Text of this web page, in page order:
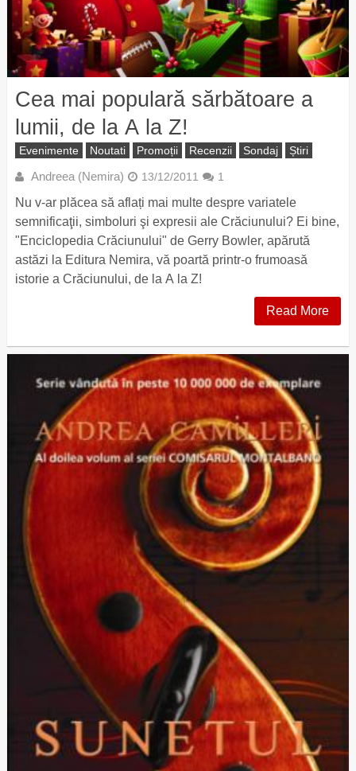
Cea mai populară sărbătoare a
lumii, de la A la Z!
Evenimente Noutati Promoții Recenzii Sondaj Știri
Andreea (Nemira) 13/12/2011 1
Nu v-ar plăcea să aflați mai multe despre variatele
semnificaţii, simboluri şi expresii ale Crăciunului? Ei bine,
"Enciclopedia Crăciunului" de Gerry Bowler, apărută
astăzi la Editura Nemira, vă poartă printr-o frumoasă
istorie a Crăciunului, de la A la Z!
Read More